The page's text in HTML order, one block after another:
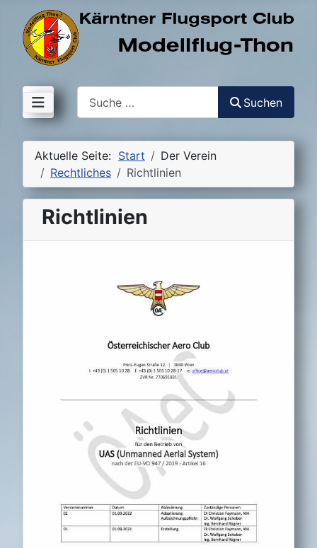
Suchen
Aktuelle Seite: Start
Der Verein
Rechtliches
Richtlinien
Richtlinien